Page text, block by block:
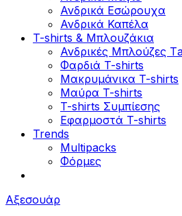
Ανδρικά Εσώρουχα
Ανδρικά Καπέλα
T-shirts & Μπλουζάκια
Ανδρικές Mπλούζες
Φαρδιά T-shirts
Μακρυμάνικα T-shirts
Μαύρα T-shirts
T-shirts Συμπίεσης
Εφαρμοστά T-shirts
Trends
Multipacks
Φόρμες
Αξεσουάρ